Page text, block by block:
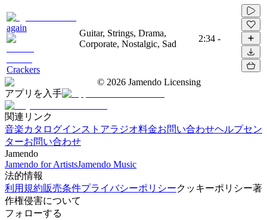
again
Crackers
Guitar, Strings, Drama,
Corporate, Nostalgic, Sad
2:34 -
© 2026 Jamendo Licensing
アプリを入手
関連リンク
音楽カタログインストアラジオ料金お問い合わせヘルプセン
ターお問い合わせ
Jamendo
Jamendo for ArtistsJamendo Music
法的情報
利用規約販売条件プライバシーポリシークッキーポリシー著
作権侵害について
フォローする